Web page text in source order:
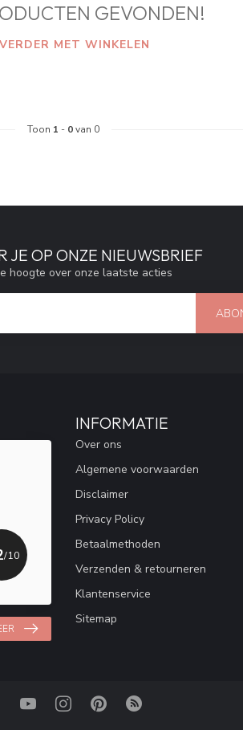
GEVONDEN!
MET WINKELEN
Toon 1 - 0van 0
JE OP ONZE NIEUWSBRIEF
hoogte over onze laatste acties
/10
INFORMATIE
Over ons
Algemene voorwaarden
Disclaimer
Privacy Policy
Betaalmethoden
Verzenden & retourneren
Klantenservice
Sitemap